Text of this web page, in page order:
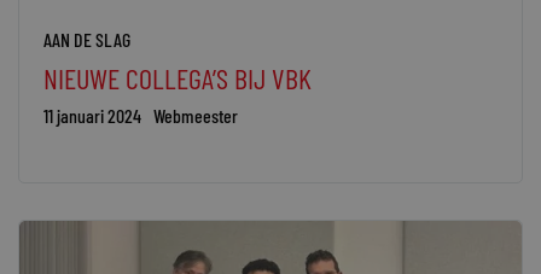
AAN DE SLAG
NIEUWE COLLEGA’S BIJ VBK
11 januari 2024 Webmeester